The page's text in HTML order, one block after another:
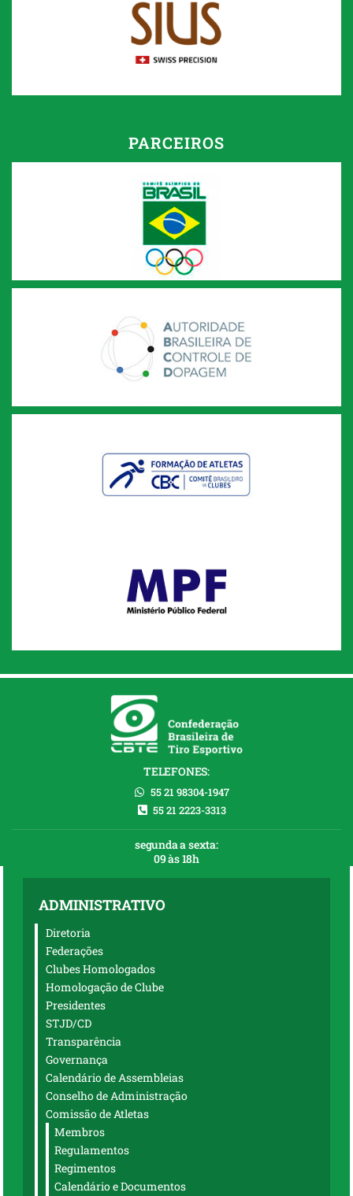
PARCEIROS
TELEFONES:
55 21 98304-1947
55 21 2223-3313
segunda a sexta:
09 às 18h
ADMINISTRATIVO
Diretoria
Federações
Clubes Homologados
Homologação de Clube
Presidentes
STJD/CD
Transparência
Governança
Calendário de Assembleias
Conselho de Administração
Comissão de Atletas
Membros
Regulamentos
Regimentos
Calendário e Documentos